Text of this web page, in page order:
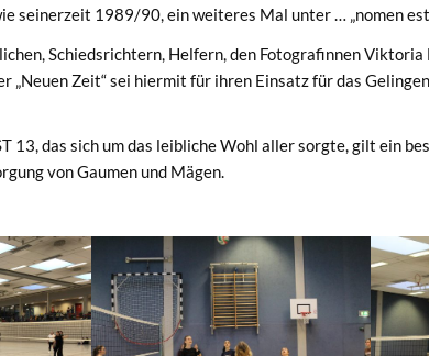
seinerzeit 1989/90, ein weiteres Mal unter … „nomen est
Schiedsrichtern, Helfern, den Fotografinnen Viktoria
„Neuen Zeit“ sei hiermit für ihren Einsatz für das
13, das sich um das leibliche Wohl aller sorgte, gilt ein
von Gaumen und Mägen.